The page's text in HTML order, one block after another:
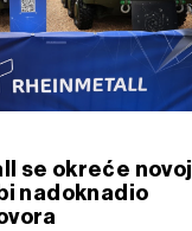
se okreće novoj
nadoknadio